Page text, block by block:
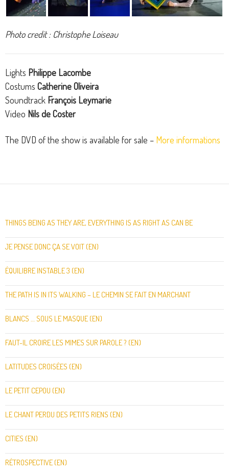
Photo credit : Christophe Loiseau
Lights Philippe Lacombe
Costums Catherine Oliveira
Soundtrack François Leymarie
Video Nils de Coster
The DVD of the show is available for sale – More informations
THINGS BEING AS THEY ARE, EVERYTHING IS AS RIGHT AS CAN BE
JE PENSE DONC ÇA SE VOIT (EN)
ÉQUILIBRE INSTABLE 3 (EN)
THE PATH IS IN ITS WALKING – LE CHEMIN SE FAIT EN MARCHANT
BLANCS … SOUS LE MASQUE (EN)
FAUT-IL CROIRE LES MIMES SUR PAROLE ? (EN)
LATITUDES CROISÉES (EN)
LE PETIT CEPOU (EN)
LE CHANT PERDU DES PETITS RIENS (EN)
CITIES (EN)
RÉTROSPECTIVE (EN)